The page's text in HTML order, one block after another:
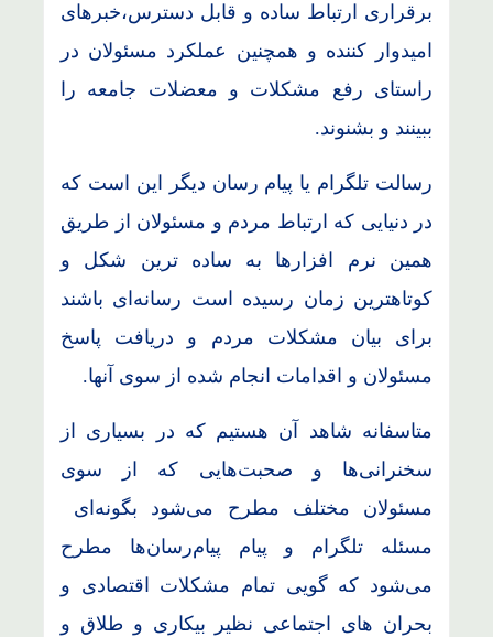
برقراری ارتباط ساده و قابل دسترس،خبرهای
امیدوار کننده و همچنین عملکرد مسئولان در
راستای رفع مشکلات و معضلات جامعه را
ببینند و بشنوند.
رسالت تلگرام یا پیام رسان دیگر این است که
در دنیایی که ارتباط مردم و مسئولان از طریق
همین نرم افزارها به ساده ترین شکل و
کوتاهترین زمان رسیده است رسانه‌‌ای باشند
برای بیان مشکلات مردم و دریافت پاسخ
مسئولان و اقدامات انجام شده از سوی آنها.
متاسفانه شاهد آن هستیم که در بسیاری از
سخنرانی‌ها و صحبت‌هایی که از سوی
مسئولان مختلف مطرح می‌شود بگونه‌ای
مسئله تلگرام و پیام پیام‌رسان‌ها مطرح
می‌شود که گویی تمام مشکلات اقتصادی و
بحران های اجتماعی نظیر بیکاری و طلاق و